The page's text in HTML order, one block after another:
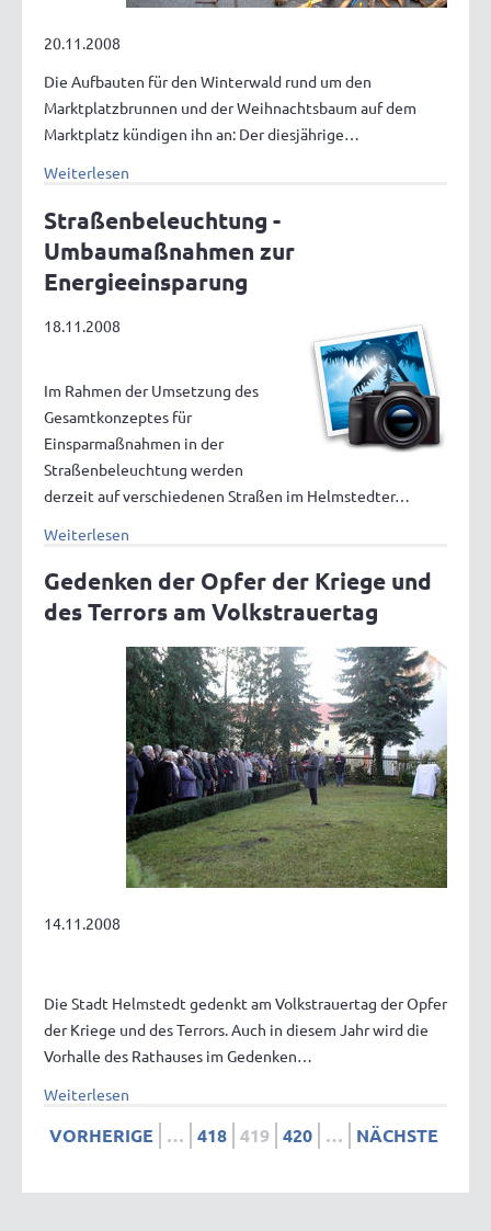
20.11.2008
Die Aufbauten für den Winterwald rund um den
Marktplatzbrunnen und der Weihnachtsbaum auf dem
Marktplatz kündigen ihn an: Der diesjährige…
Weiterlesen
Straßenbeleuchtung -
Umbaumaßnahmen zur
Energieeinsparung
18.11.2008
Im Rahmen der Umsetzung des
Gesamtkonzeptes für
Einsparmaßnahmen in der
Straßenbeleuchtung werden
derzeit auf verschiedenen Straßen im Helmstedter…
Weiterlesen
Gedenken der Opfer der Kriege und
des Terrors am Volkstrauertag
14.11.2008
Die Stadt Helmstedt gedenkt am Volkstrauertag der Opfer
der Kriege und des Terrors. Auch in diesem Jahr wird die
Vorhalle des Rathauses im Gedenken…
Weiterlesen
VORHERIGE … 418 419 420 … NÄCHSTE